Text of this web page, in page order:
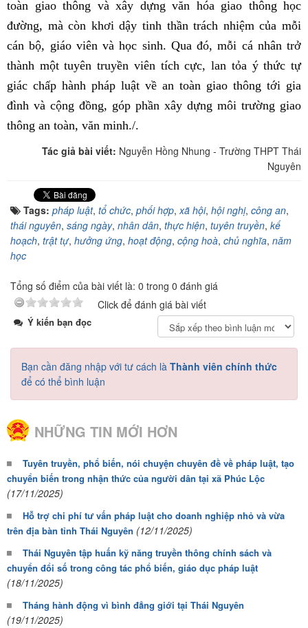
toàn giao thông và xây dựng văn hóa giao thông học
đường, mà còn khơi dậy tinh thần trách nhiệm của mỗi
cán bộ, giáo viên và học sinh. Qua đó, mỗi cá nhân trở
thành một tuyên truyền viên tích cực, lan tỏa ý thức tự
giác chấp hành pháp luật về an toàn giao thông tới gia
đình và cộng đồng, góp phần xây dựng môi trường giao
thông an toàn, văn minh./.
Tác giả bài viết: Nguyễn Hồng Nhung - Trường THPT Thái
Nguyên
Tags: pháp luật, tổ chức, phối hợp,xã hội, hội nghị, công an,
thái nguyên, sáng ngày, nhân dân, thực hiện, tuyên truyền, kế
hoạch, trật tự, hưởng ứng, hoạt động, cộng hoà, chủ nghĩa, năm
học
Tổng số điểm của bài viết là: 0 trong 0 đánh giá
Click để đánh giá bài viết
Ý kiến bạn đọc
Bạn cần đăng nhập với tư cách là Thành viên chính thức
để có thể bình luận
NHỮNG TIN MỚI HƠN
Tuyên truyền, phổ biến, nói chuyện chuyên đề về pháp luật, tạo
chuyển biến trong nhận thức của người dân tại xã Phúc Lộc
(17/11/2025)
Hỗ trợ chi phí tư vấn pháp luật cho doanh nghiệp nhỏ và vừa
trên địa bàn tỉnh Thái Nguyên (12/11/2025)
Thái Nguyên tập huấn kỹ năng truyền thông chính sách và
chuyển đổi số trong công tác phổ biến, giáo dục pháp luật
(18/11/2025)
Tháng hành động vì bình đẳng giới tại Thái Nguyên
(19/11/2025)